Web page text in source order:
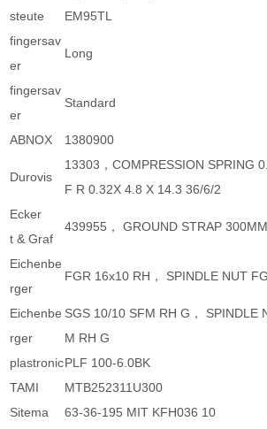
steute
EM95TL
fingersav
er
Long
fingersav
er
Standard
ABNOX 1380900
Durovis
13303，COMPRESSION SPRING
F R 0.32X 4.8 X 14.3 36/6/2
Ecker
t & Graf
439955， GROUND STRAP 300MM
Eichenbe
rger
FGR 16x10 RH， SPINDLE NUT
Eichenbe
rger
SGS 10/10 SFM RH G， SPINDLE
M RH G
plastronicPLF 100-6.0BK
TAMI
MTB252311U300
Sitema
63-36-195 MIT KFH036 10